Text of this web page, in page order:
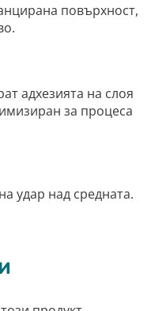
повърхност,
адхезията на слоя
за процеса
удар над средната.